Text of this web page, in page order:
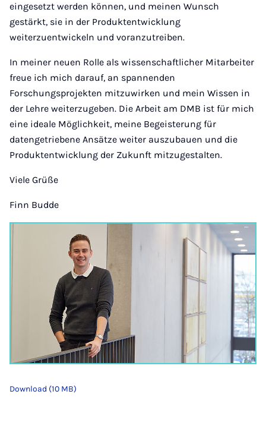
eingesetzt werden können, und meinen Wunsch
gestärkt, sie in der Produktentwicklung
weiterzuentwickeln und voranzutreiben.
In meiner neuen Rolle als wissenschaftlicher Mitarbeiter
freue ich mich darauf, an spannenden
Forschungsprojekten mitzuwirken und mein Wissen in
der Lehre weiterzugeben. Die Arbeit am DMB ist für mich
eine ideale Möglichkeit, meine Begeisterung für
datengetriebene Ansätze weiter auszubauen und die
Produktentwicklung der Zukunft mitzugestalten.
Viele Grüße
Finn Budde
Download (10 MB)